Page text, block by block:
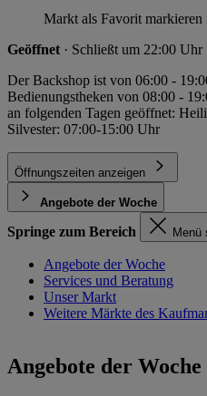
Markt als Favorit
Geöffnet · Schließt um 22:00 Uhr
Der Backshop ist von 06:00 -
Bedienungstheken von 08:00 -
an folgenden Tagen geöffnet:
Silvester: 07:00-15:00 Uhr
Öffnungszeiten anzeigen
Angebote der Woche
Springe zum Bereich Menü
Angebote der Woche
Services und Beratung
Unser Markt
Weitere Märkte des
Angebote der Woche